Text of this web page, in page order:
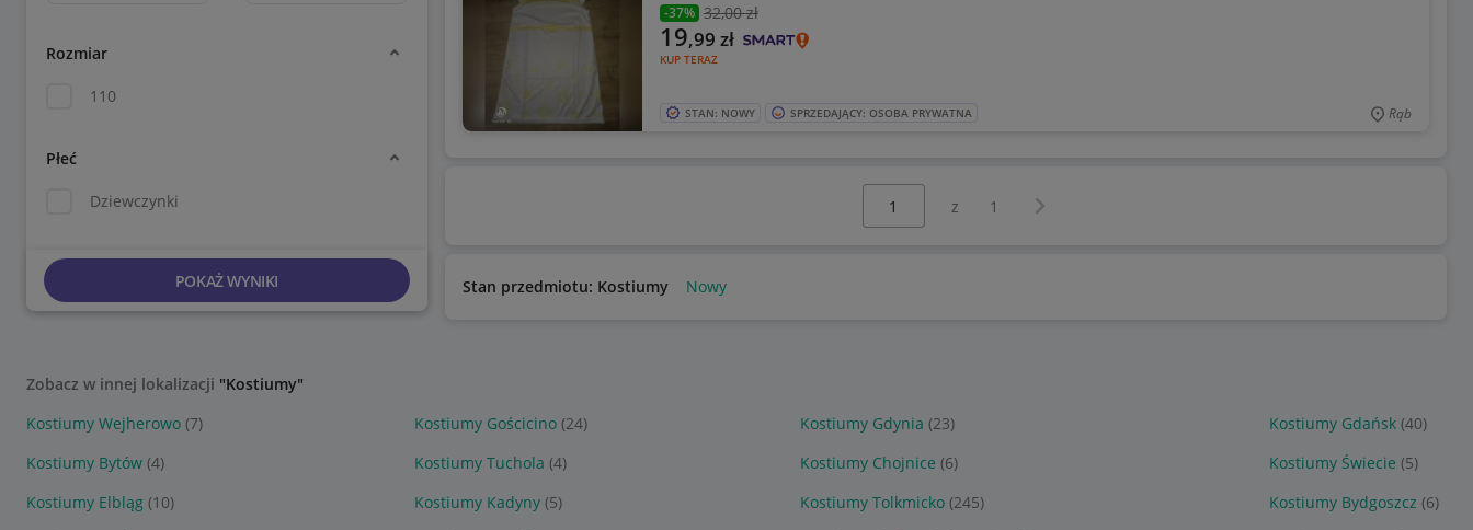
Rozmiar
110
Płeć
Dziewczynki
POKAŻ WYNIKI
-37% 32,00 zł
KUP TERAZ
19,99 zł
STAN: NOWY SPRZEDAJĄCY: OSOBA PRYWATNA Rąb
z 1 Następna strona
Stan przedmiotu: Kostiumy Nowy
Zobacz w innej lokalizacji "Kostiumy"
Kostiumy Wejherowo (7) Kostiumy Gościcino (24) Kostiumy Gdynia (23) Kostiumy Gdańsk (40)
Kostiumy Bytów (4) Kostiumy Tuchola (4) Kostiumy Chojnice (6) Kostiumy Świecie (5)
Kostiumy Elbląg (10) Kostiumy Kadyny (5) Kostiumy Tolkmicko (245) Kostiumy Bydgoszcz (6)